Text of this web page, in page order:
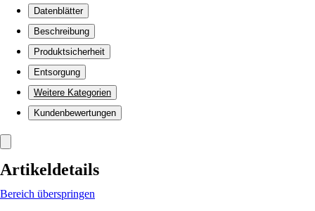
Datenblätter
Beschreibung
Produktsicherheit
Entsorgung
Weitere Kategorien
Kundenbewertungen
Artikeldetails
Bereich überspringen